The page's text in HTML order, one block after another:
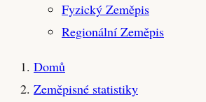
Fyzický Zeměpis
Regionální Zeměpis
Domů
Zeměpisné statistiky